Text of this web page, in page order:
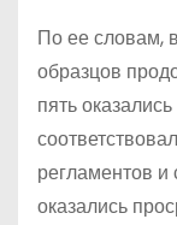
По ее словам,
образцов
пять
регламентов и
оказались